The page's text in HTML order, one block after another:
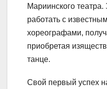
Мариинского театра.
работать с
хореографами,
приобретая
танце.
Свой первый успех